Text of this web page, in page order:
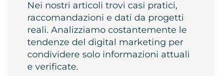
Nei nostri articoli trovi casi pratici,
raccomandazioni e dati da progetti
reali. Analizziamo costantemente le
tendenze del digital marketing per
condividere solo informazioni attuali
e verificate.